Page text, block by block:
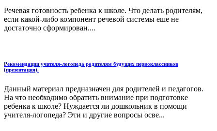
Речевая готовность ребенка к школе. Что делать родителям,
если какой-либо компонент речевой системы еше не
достаточно сформирован....
Рекомендации учителя-логопеда родителям будущих первоклассников
(презентация).
Данный материал предназначен для родителей и педагогов.
На что необходимо обратить внимание при подготовке
ребенка к школе? Нуждается ли дошкольник в помощи
учителя-логопеда? Эти и другие вопросы осве...